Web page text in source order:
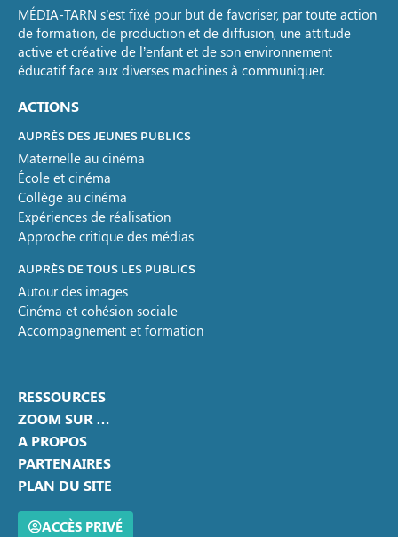
MÉDIA-TARN s’est fixé pour but de favoriser, par toute action
de formation, de production et de diffusion, une attitude
active et créative de l’enfant et de son environnement
éducatif face aux diverses machines à communiquer.
ACTIONS
AUPRÈS DES JEUNES PUBLICS
Maternelle au cinéma
École et cinéma
Collège au cinéma
Expériences de réalisation
Approche critique des médias
AUPRÈS DE TOUS LES PUBLICS
Autour des images
Cinéma et cohésion sociale
Accompagnement et formation
RESSOURCES
ZOOM SUR …
A PROPOS
PARTENAIRES
PLAN DU SITE
ACCÈS PRIVÉ